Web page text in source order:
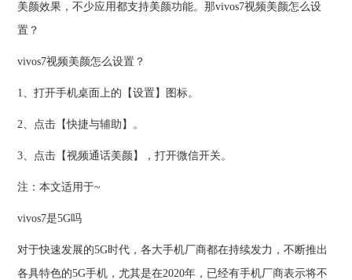
美颜效果，不少应用都支持美颜功能。那vivos7视频美颜怎么设
置？
vivos7视频美颜怎么设置？
1、打开手机桌面上的【设置】图标。
2、点击【快捷与辅助】。
3、点击【视频通话美颜】，打开微信开关。
注：本文适用于~
vivos7是5G吗
对于快速发展的5G时代，各大手机厂商都在持续发力，不断推出
各具特色的5G手机，尤其是在2020年，已经有手机厂商表示将不